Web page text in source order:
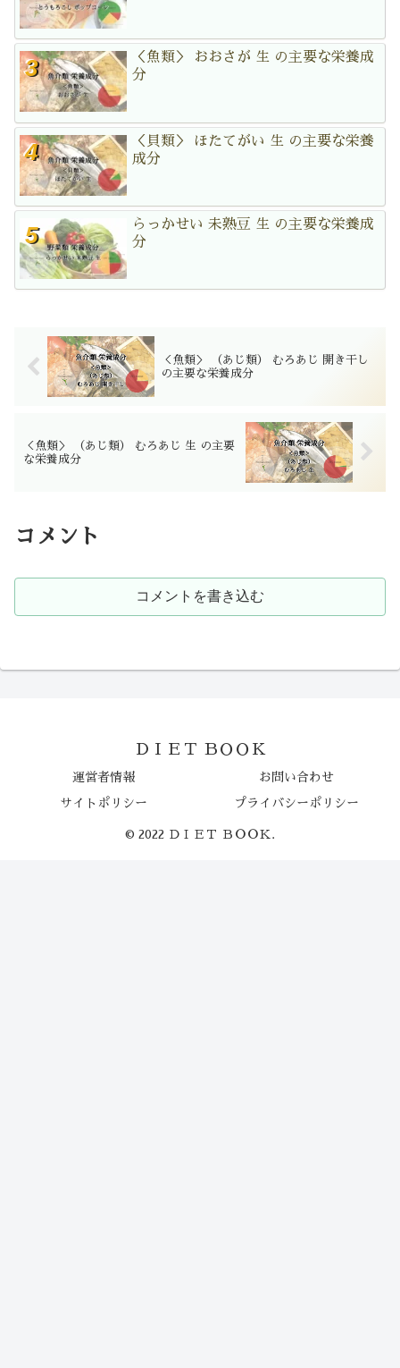
＜魚類＞ おおさが 生 の主要な栄養成
分
＜貝類＞ ほたてがい 生 の主要な栄養
成分
らっかせい 未熟豆 生 の主要な栄養成
分
＜魚類＞ （あじ類） むろあじ 開き干し
の主要な栄養成分
＜魚類＞ （あじ類） むろあじ 生 の主要
な栄養成分
コメント
コメントを書き込む
ＤＩＥＴ ＢＯＯＫ
運営者情報 お問い合わせ
サイトポリシー プライバシーポリシー
© 2022 ＤＩＥＴ ＢＯＯＫ.